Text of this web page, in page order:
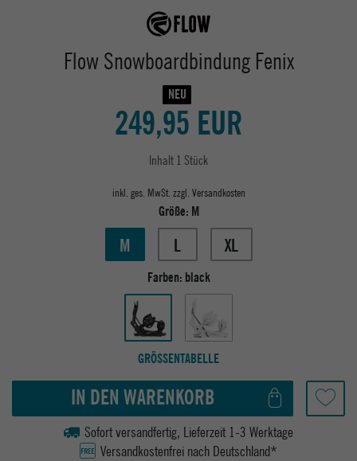
Flow Snowboardbindung Fenix
NEU
249,95 EUR
Inhalt 1 Stück
inkl. ges. MwSt. zzgl. Versandkosten
Größe: M
M L XL
Farben: black
GRÖSSENTABELLE
IN DEN WARENKORB
Sofort versandfertig, Lieferzeit 1-3 Werktage
Versandkostenfrei nach Deutschland*